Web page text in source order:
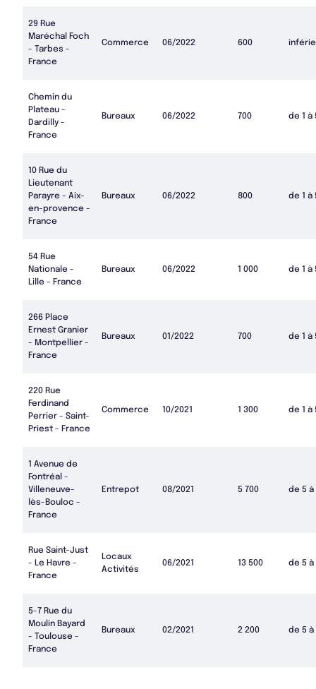
29 Rue
Maréchal Foch
- Tarbes -
France
Commerce 06/2022 600
Chemin du
Plateau -
Dardilly -
France
Bureaux 06/2022 700 de 1 à
10 Rue du
Lieutenant
Parayre - Aix-
en-provence -
France
Bureaux 06/2022 800 de 1 à
54 Rue
Nationale -
Lille - France
Bureaux 06/2022 1 000 de 1 à
266 Place
Ernest Granier
- Montpellier -
France
Bureaux 01/2022 700 de 1 à
220 Rue
Ferdinand
Perrier - Saint-
Priest - France
Commerce 10/2021 1 300 de 1 à
1 Avenue de
Fontréal -
Villeneuve-
lès-Bouloc -
France
Entrepot 08/2021 5 700 de 5 à
Rue Saint-Just
- Le Havre -
France
Locaux
Activités
06/2021 13 500 de 5 à
5-7 Rue du
Moulin Bayard
- Toulouse -
France
Bureaux 02/2021 2 200 de 5 à